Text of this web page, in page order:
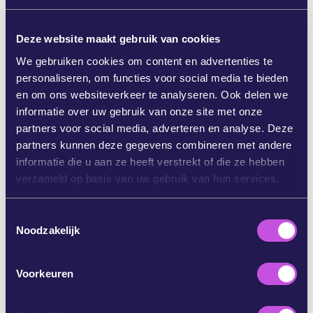
Deze website maakt gebruik van cookies
We gebruiken cookies om content en advertenties te
personaliseren, om functies voor social media te bieden
en om ons websiteverkeer te analyseren. Ook delen we
informatie over uw gebruik van onze site met onze
partners voor social media, adverteren en analyse. Deze
partners kunnen deze gegevens combineren met andere
informatie die u aan ze heeft verstrekt of die ze hebben
verzameld op basis van uw gebruik van hun services.
Noodzakelijk
Voorkeuren
Dat is precies de reden waarombanken en
de kast om de digitale euro af te zwakken. Ze
willen hun winstmargesen Amerikaanse
bedrijven zoals MasterCard en PayPal
beschermen.
Op dit momentbespreken Europarlementariërs
dit voorstel. Zij zijn gekozen om ons te
vertegenwoordigen.En wanneer duizenden van
hun kiezers tegelijk hun stem verheffen, voelen zij
Als we stil blijven, zullen de banken en techreuzen
winnen.Dus moeten we onze
waar ze niet omheen kunnen: Europeanen